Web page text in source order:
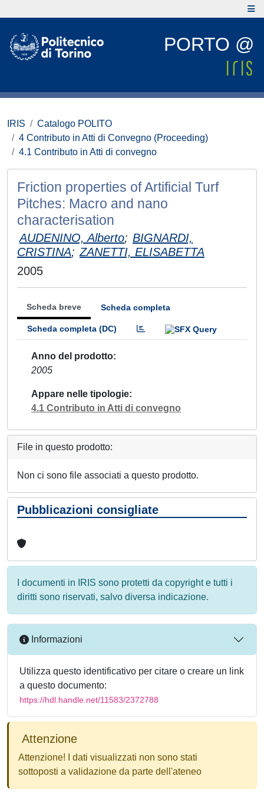
PORTO @
IRIS
Catalogo POLITO
4 Contributo in Atti di Convegno (Proceeding)
4.1 Contributo in Atti di convegno
Friction properties of Artificial Turf
Pitches: Macro and nano
characterisation
AUDENINO, Alberto; BIGNARDI,
CRISTINA; ZANETTI, ELISABETTA
2005
Scheda breve Scheda completa
Scheda completa (DC)
Anno del prodotto
2005
Appare nelle tipologie
4.1 Contributo in Atti di convegno
File in questo prodotto:
Non ci sono file associati a questo prodotto.
Pubblicazioni consigliate
I documenti in IRIS sono protetti da copyright e tutti i
diritti sono riservati, salvo diversa indicazione.
Informazioni
Utilizza questo identificativo per citare o creare un link
a questo documento:
https://hdl.handle.net/11583/2372788
Attenzione
Attenzione! I dati visualizzati non sono stati
sottoposti a validazione da parte dell'ateneo